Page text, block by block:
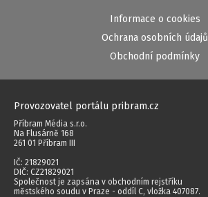
Informace o cookies
Ochrana osobních údajů
Obchodní podmínky
Provozovatel portálu pribram.cz
Příbram Média s.r.o.
Na Flusárně 168
261 01 Příbram III
IČ: 21829021
DIČ: CZ21829021
Společnost je zapsána v obchodním rejstříku
městského soudu v Praze - oddíl C, vložka 407087.